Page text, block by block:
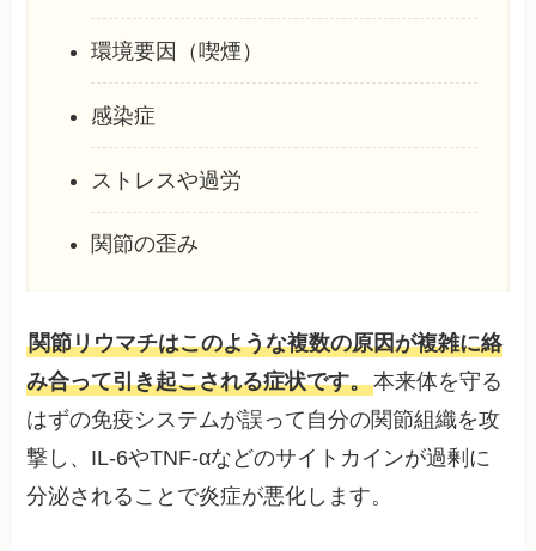
環境要因（喫煙）
感染症
ストレスや過労
関節の歪み
関節リウマチはこのような複数の原因が複雑に絡
み合って引き起こされる症状です。本来体を守る
はずの免疫システムが誤って自分の関節組織を攻
撃し、IL-6やTNF-αなどのサイトカインが過剰に
分泌されることで炎症が悪化します。